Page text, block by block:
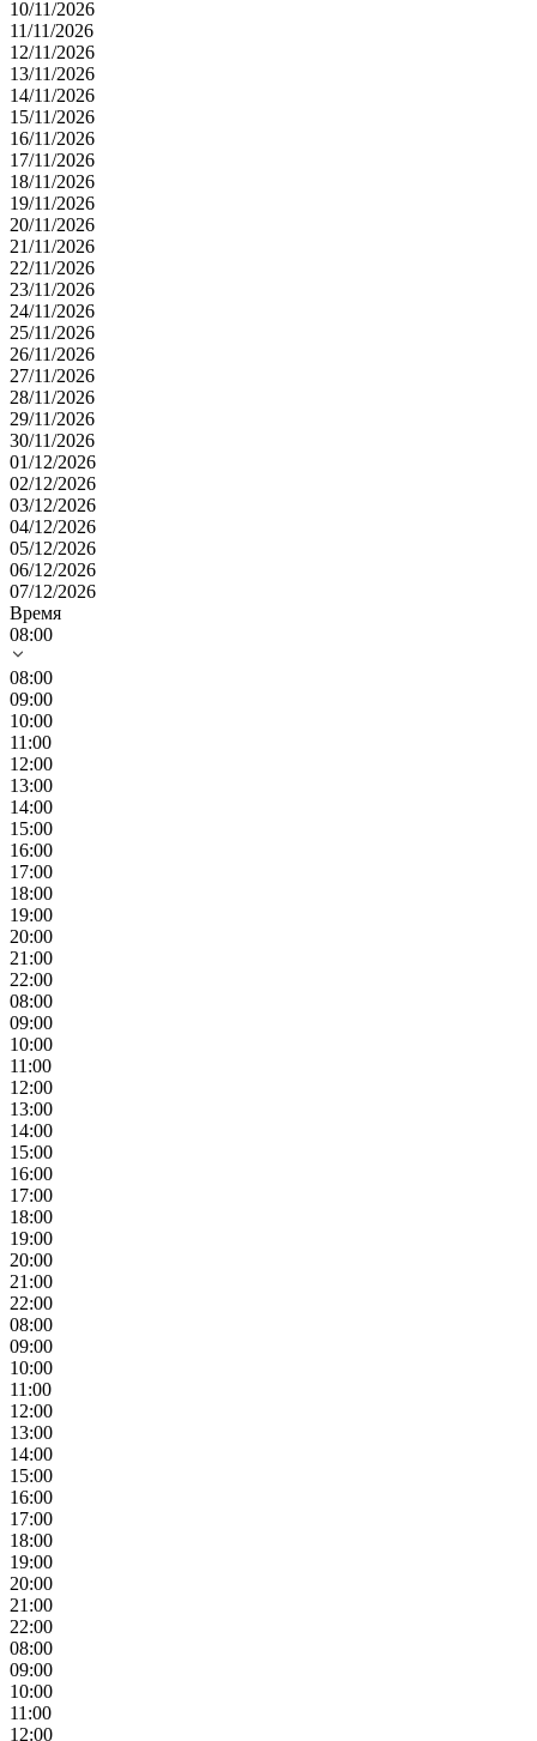
10/11/2026
11/11/2026
12/11/2026
13/11/2026
14/11/2026
15/11/2026
16/11/2026
17/11/2026
18/11/2026
19/11/2026
20/11/2026
21/11/2026
22/11/2026
23/11/2026
24/11/2026
25/11/2026
26/11/2026
27/11/2026
28/11/2026
29/11/2026
30/11/2026
01/12/2026
02/12/2026
03/12/2026
04/12/2026
05/12/2026
06/12/2026
07/12/2026
Время
08:00
08:00
09:00
10:00
11:00
12:00
13:00
14:00
15:00
16:00
17:00
18:00
19:00
20:00
21:00
22:00
08:00
09:00
10:00
11:00
12:00
13:00
14:00
15:00
16:00
17:00
18:00
19:00
20:00
21:00
22:00
08:00
09:00
10:00
11:00
12:00
13:00
14:00
15:00
16:00
17:00
18:00
19:00
20:00
21:00
22:00
08:00
09:00
10:00
11:00
12:00